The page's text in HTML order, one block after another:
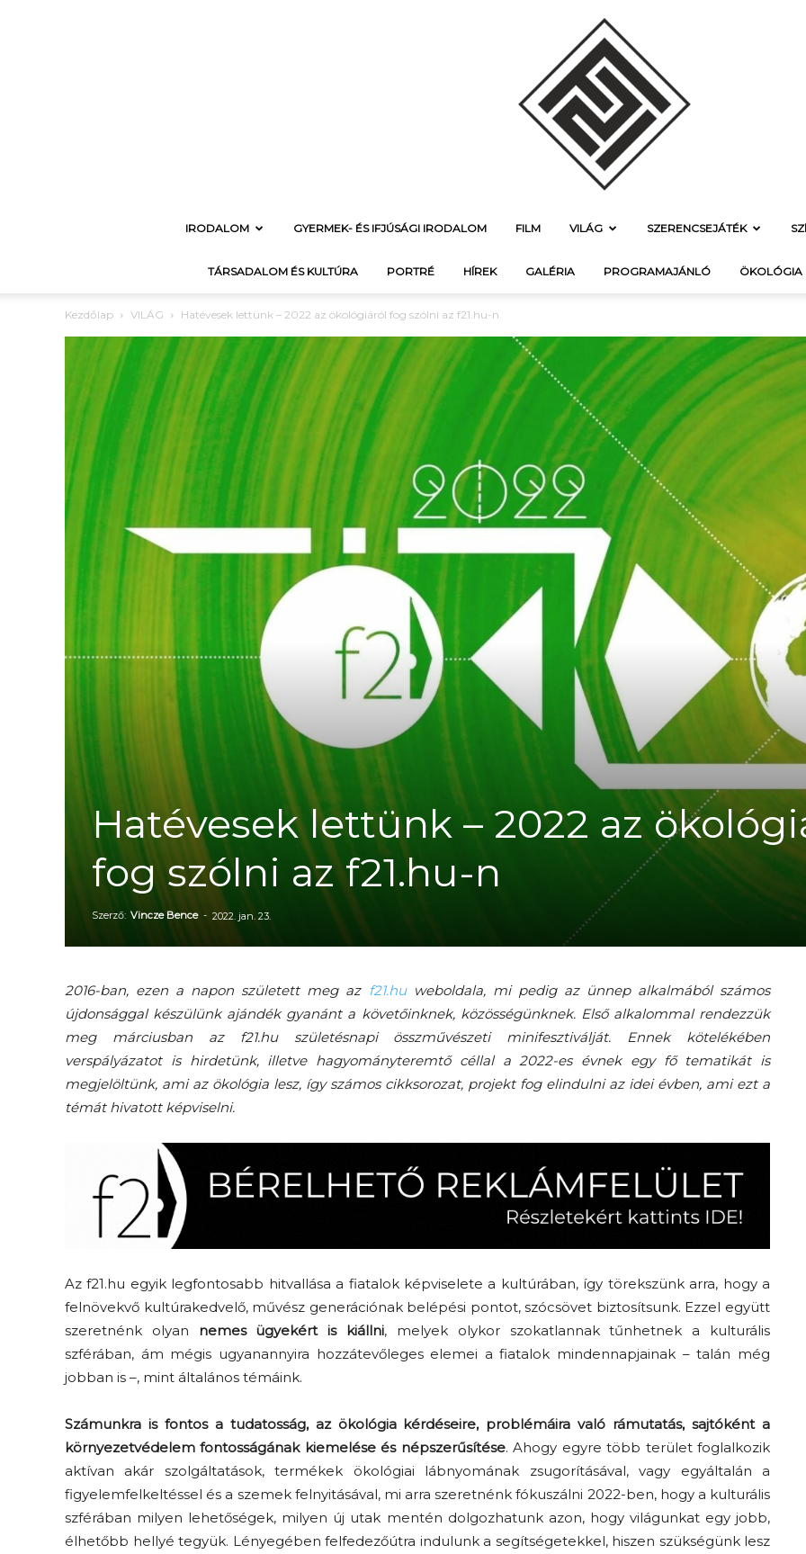
f21.hu
–
A
fiatalság
százada
IRODALOM GYERMEK- ÉS IFJÚSÁGI IRODALOM FILM VILÁG SZERENCSEJÁTÉK
TÁRSADALOM ÉS KULTÚRA PORTRÉ HÍREK GALÉRIA PROGRAMAJÁNLÓ ÖKOLÓGIA
Kezdőlap VILÁG Hatévesek lettünk – 2022 az ökológiáról fog szólni az f21.hu-n
Hatévesek lettünk – 2022 az
fog szólni az f21.hu-n
Szerző: Vincze Bence - 2022. jan. 23.
2016-ban, ezen a napon született meg az f21.huweboldala, mi pedig az ünnep alkalmából számos
újdonsággal készülünk ajándék gyanánt a követőinknek, közösségünknek. Első alkalommal rendezzük
meg márciusban az f21.hu születésnapi összművészeti minifesztiválját. Ennek kötelékében
verspályázatot is hirdetünk, illetve hagyományteremtő céllal a 2022-es évnek egy fő tematikát is
megjelöltünk, ami az ökológia lesz, így számos cikksorozat, projekt fog elindulni az idei évben, ami ezt a
témát hivatott képviselni.
Az f21.hu egyik legfontosabb hitvallása a fiatalok képviselete a kultúrában, így törekszünk arra, hogy a
felnövekvő kultúrakedvelő, művész generációnak belépési pontot, szócsövet biztosítsunk. Ezzel együtt
szeretnénk olyan nemes ügyekért is kiállni, melyek olykor szokatlannak tűnhetnek a kulturális
szférában, ám mégis ugyanannyira hozzátevőleges elemei a fiatalok mindennapjainak – talán még
jobban is –, mint általános témáink.
Számunkra is fontos a tudatosság, az ökológia kérdéseire, problémáira való rámutatás, sajtóként a
környezetvédelem fontosságának kiemelése és népszerűsítése. Ahogy egyre több terület foglalkozik
aktívan akár szolgáltatások, termékek ökológiai lábnyomának zsugorításával, vagy egyáltalán a
figyelemfelkeltéssel és a szemek felnyitásával, mi arra szeretnénk fókuszálni 2022-ben, hogy a kulturális
szférában milyen lehetőségek, milyen új utak mentén dolgozhatunk azon, hogy világunkat egy jobb,
élhetőbb hellyé tegyük. Lényegében felfedezőútra indulunk a segítségetekkel, hiszen szükségünk lesz